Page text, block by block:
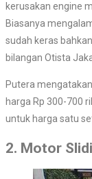
kerusakan engine
Biasanya
sudah keras
bilangan Otista
Putera
harga Rp 300-700
untuk harga satu
2. Motor